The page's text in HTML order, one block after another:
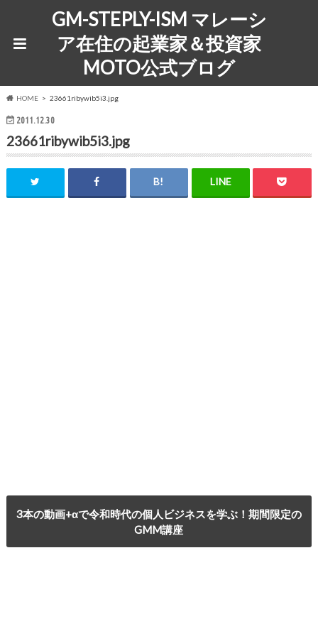
GM-STEPLY-ISM マレーシ
ア在住の起業家＆投資家
MOTO公式ブログ
HOME 23661ribywib5i3.jpg
2011.12.30
23661ribywib5i3.jpg
3本の動画+αで令和時代の個人ビジネスを学ぶ！期間限定の
GMM講座